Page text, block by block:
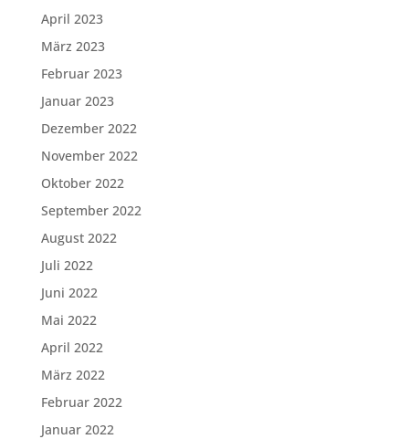
April 2023
März 2023
Februar 2023
Januar 2023
Dezember 2022
November 2022
Oktober 2022
September 2022
August 2022
Juli 2022
Juni 2022
Mai 2022
April 2022
März 2022
Februar 2022
Januar 2022